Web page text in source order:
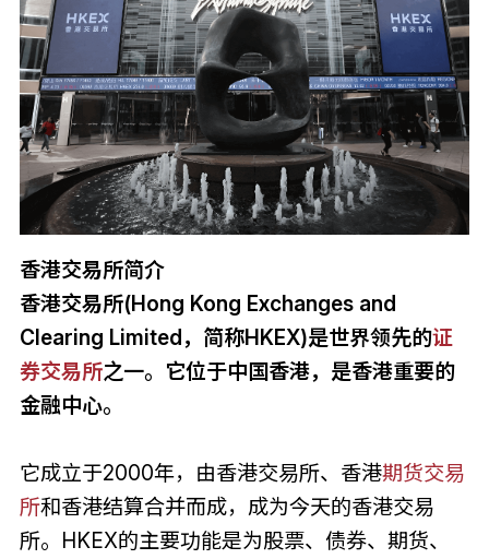
香港交易所简介
香港交易所(Hong Kong Exchanges and
Clearing Limited，简称HKEX)是世界领先的证
券交易所之一。它位于中国香港，是香港重要的
金融中心。
它成立于2000年，由香港交易所、香港期货交易
所和香港结算合并而成，成为今天的香港交易
所。HKEX的主要功能是为股票、债券、期货、